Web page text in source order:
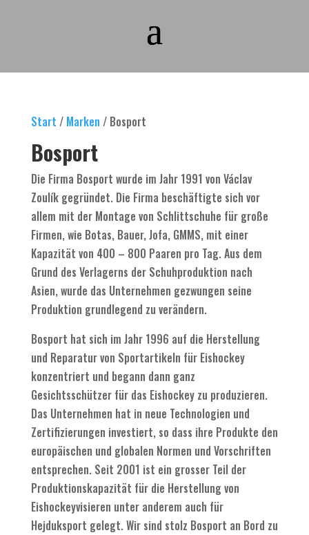
Start / Marken / Bosport
Bosport
Die Firma Bosport wurde im Jahr 1991 von Václav
Zoulík gegründet. Die Firma beschäftigte sich vor
allem mit der Montage von Schlittschuhe für große
Firmen, wie Botas, Bauer, Jofa, GMMS, mit einer
Kapazität von 400 – 800 Paaren pro Tag. Aus dem
Grund des Verlagerns der Schuhproduktion nach
Asien, wurde das Unternehmen gezwungen seine
Produktion grundlegend zu verändern.
Bosport hat sich im Jahr 1996 auf die Herstellung
und Reparatur von Sportartikeln für Eishockey
konzentriert und begann dann ganz
Gesichtsschützer für das Eishockey zu produzieren.
Das Unternehmen hat in neue Technologien und
Zertifizierungen investiert, so dass ihre Produkte den
europäischen und globalen Normen und Vorschriften
entsprechen. Seit 2001 ist ein grosser Teil der
Produktionskapazität für die Herstellung von
Eishockeyvisieren unter anderem auch für
Hejduksport gelegt. Wir sind stolz Bosport an Bord zu